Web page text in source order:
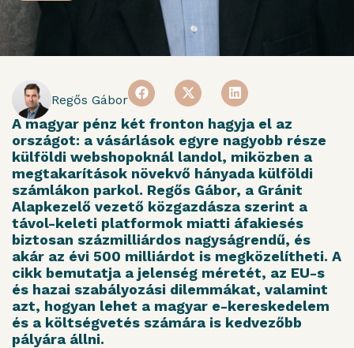
Regős Gábor
A magyar pénz két fronton hagyja el az
országot: a vásárlások egyre nagyobb része
külföldi webshopoknál landol, miközben a
megtakarítások növekvő hányada külföldi
számlákon parkol. Regős Gábor, a Gránit
Alapkezelő vezető közgazdásza szerint a
távol-keleti platformok miatti áfakiesés
biztosan százmilliárdos nagyságrendű, és
akár az évi 500 milliárdot is megközelítheti. A
cikk bemutatja a jelenség méretét, az EU-s
és hazai szabályozási dilemmákat, valamint
azt, hogyan lehet a magyar e-kereskedelem
és a költségvetés számára is kedvezőbb
pályára állni.